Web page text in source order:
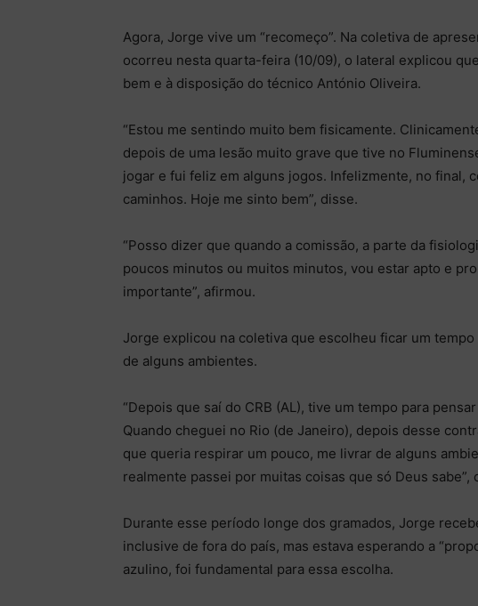
Agora, Jorge vive um “recomeço”. Na coletiva de
ocorreu nesta quarta-feira (10/09), o lateral explicou
bem e à disposição do técnico António Oliveira.
“Estou me sentindo muito bem fisicamente.
depois de uma lesão muito grave que tive no
jogar e fui feliz em alguns jogos. Infelizmente, no final,
caminhos. Hoje me sinto bem”, disse.
“Posso dizer que quando a comissão, a parte da
poucos minutos ou muitos minutos, vou estar apto e
importante”, afirmou.
Jorge explicou na coletiva que escolheu ficar um
de alguns ambientes.
“Depois que saí do CRB (AL), tive um tempo para
Quando cheguei no Rio (de Janeiro), depois desse
que queria respirar um pouco, me livrar de alguns
realmente passei por muitas coisas que só Deus sabe”,
Durante esse período longe dos gramados, Jorge
inclusive de fora do país, mas estava esperando a
azulino, foi fundamental para essa escolha.